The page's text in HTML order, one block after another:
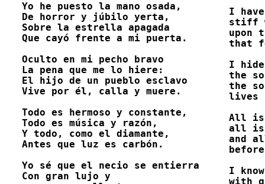
Yo he puesto la mano osada,
De horror y júbilo yerta,
Sobre la estrella apagada
Que cayó frente a mi puerta.
Oculto en mi pecho bravo
La pena que me lo hiere:
El hijo de un pueblo esclavo
Vive por él, calla y muere.
Todo es hermoso y constante,
Todo es música y razón,
Y todo, como el diamante,
Antes que luz es carbón.
Yo sé que el necio se entierra
Con gran lujo y
I
stiff
upon
that
I
the
the
lives
All is
all is
and
I
with